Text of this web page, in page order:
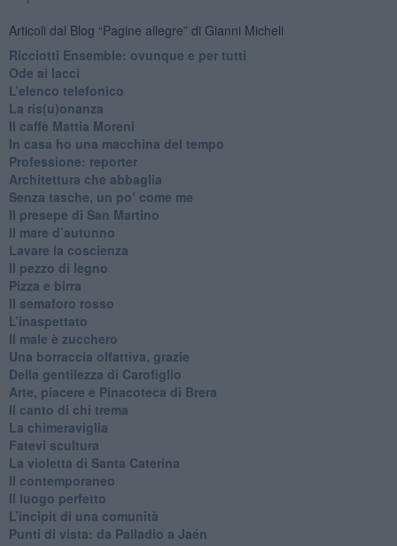
Articoli dal Blog “Pagine allegre” di Gianni Micheli
​Ricciotti Ensemble: ovunque e per tutti
Ode ai lacci
​L’elenco telefonico
​La ris(u)onanza
​Il caffè Mattia Moreni
​In casa ho una macchina del tempo
Professione: reporter
Architettura che abbaglia
​Senza tasche, un po’ come me
​Il presepe di San Martino
​Il mare d’autunno
​Lavare la coscienza
​Il pezzo di legno
​Pizza e birra
​Il semaforo rosso
​L’inaspettato
​Il male è zucchero
​Una borraccia olfattiva, grazie
​Della gentilezza di Carofiglio
Arte, piacere e Pinacoteca di Brera
​Il canto di chi trema
La chimeraviglia
​Fatevi scultura
​La violetta di Santa Caterina
​Il contemporaneo
​Il luogo perfetto
​L’incipit di una comunità
Punti di vista: da Palladio a Jaén